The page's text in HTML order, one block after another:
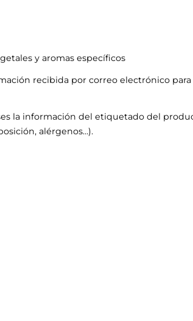
y aromas específicos
recibida por correo electrónico para
la información del etiquetado del
alérgenos…).